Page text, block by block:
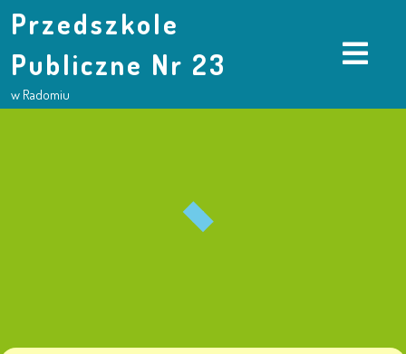
Przedszkole
Publiczne Nr 23
w Radomiu